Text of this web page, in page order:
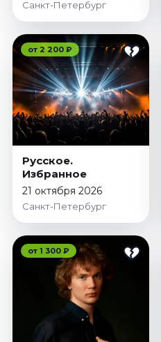
Площадки
Санкт-Петербург
от 2 200 ₽
Русское.
Избранное
21 октября 2026
Санкт-Петербург
от 1 300 ₽